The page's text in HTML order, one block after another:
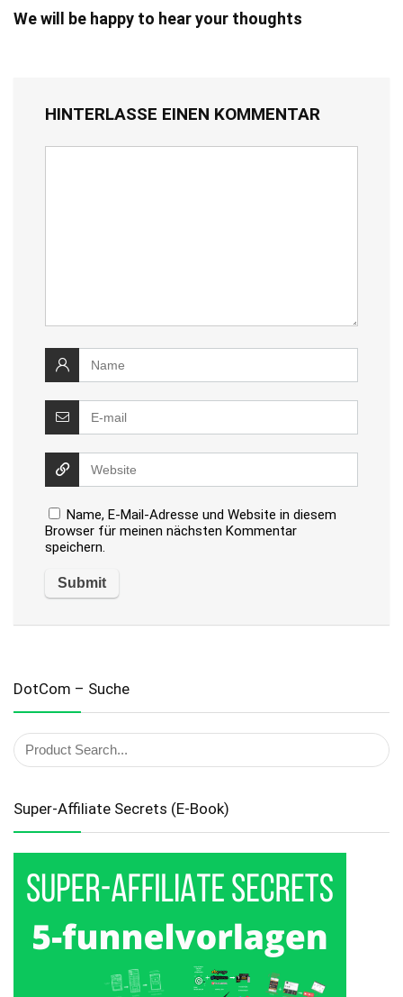
We will be happy to hear your thoughts
HINTERLASSE EINEN KOMMENTAR
Name, E-Mail-Adresse und Website in diesem
Browser für meinen nächsten Kommentar
speichern.
DotCom – Suche
Super-Affiliate Secrets (E-Book)